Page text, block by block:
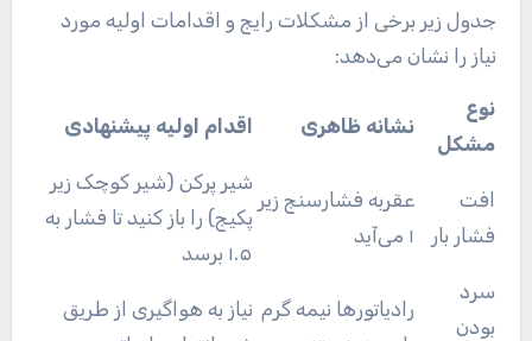
جدول زیر برخی از مشکلات رایج و اقدامات اولیه مورد
نیاز را نشان می‌دهد:
نوع
مشکل
نشانه ظاهری اقدام اولیه پیشنهادی
افت
فشار بار
عقربه فشارسنج زیر
۱ می‌آید
شیر پرکن (شیر کوچک زیر
پکیج) را باز کنید تا فشار به
۱.۵ برسد
سرد
بودن
رادیاتورها نیمه گرم نیاز به هواگیری از طریق